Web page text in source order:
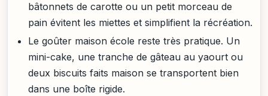
bâtonnets de carotte ou un petit morceau de
pain évitent les miettes et simplifient la récréation.
Le goûter maison école reste très pratique. Un
mini-cake, une tranche de gâteau au yaourt ou
deux biscuits faits maison se transportent bien
dans une boîte rigide.